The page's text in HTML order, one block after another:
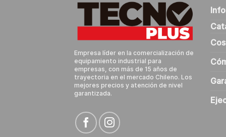
Empresa líder en la comercialización de
equipamiento industrial para
empresas, con más de 15 años de
trayectoria en el mercado Chileno. Los
mejores precios y atención de nivel
garantizada.